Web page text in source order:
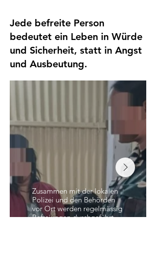
Jede befreite Person
bedeutet ein Leben in Würde
und Sicherheit, statt in Angst
und Ausbeutung.
Zusammen mit der lokalen
Polizei und den Behörden
vor Ort werden regelmässig
Befreiungen durchgeführt.